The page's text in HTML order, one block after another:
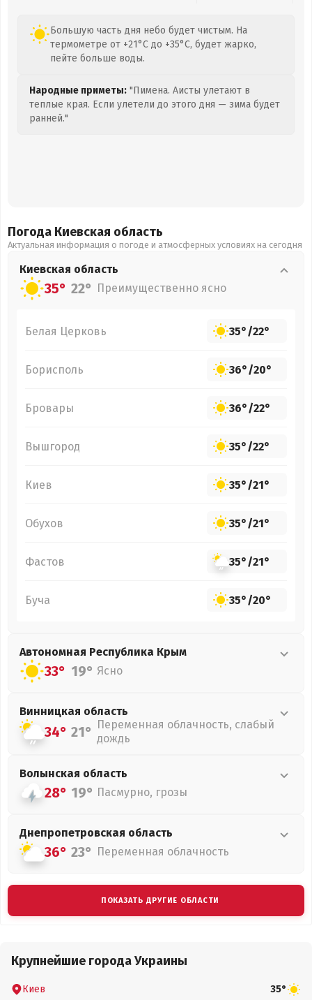
Большую часть дня небо будет чистым. На
термометре от +21°C до +35°C, будет жарко,
пейте больше воды.
Народные приметы: "Пимена. Аисты улетают в
теплые края. Если улетели до этого дня — зима будет
ранней."
Погода Киевская область
Актуальная информация о погоде и атмосферных условиях на сегодня
Киевская область
35° 22° Преимущественно ясно
Белая Церковь 35°/22°
Борисполь 36°/20°
Бровары 36°/22°
Вышгород 35°/22°
Киев 35°/21°
Обухов 35°/21°
Фастов 35°/21°
Буча 35°/20°
Автономная Республика Крым
33° 19° Ясно
Винницкая область
34° 21° Переменная облачность, слабый
дождь
Волынская область
28° 19° Пасмурно, грозы
Днепропетровская область
36° 23° Переменная облачность
ПОКАЗАТЬ ДРУГИЕ ОБЛАСТИ
Крупнейшие города Украины
Киев 35°